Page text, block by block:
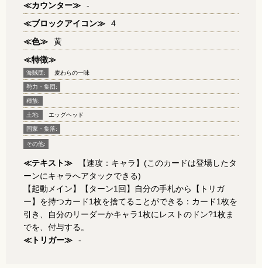
≪カウンター≫
-
≪ブロックアイコン≫
4
≪色≫
黄
≪特徴≫
海賊団: 麦わらの一味
勢力・集団:
種族:
土地: エッグヘッド
国家・集落:
その他:
≪テキスト≫
【速攻：キャラ】(このカードは登場したタ
ーンにキャラへアタックできる)
【起動メイン】【ターン1回】自分の手札から【トリガ
ー】を持つカード1枚を捨てることができる：カード1枚を
引き、自分のリーダーかキャラ1枚にレストのドン?1枚ま
でを、付与する。
≪トリガー≫
-